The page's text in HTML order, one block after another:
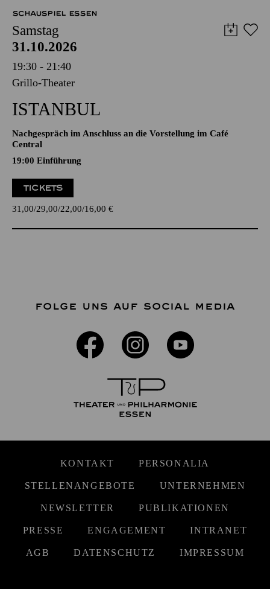
SCHAUSPIEL ESSEN
Samstag
31.10.2026
19:30 - 21:40
Grillo-Theater
ISTANBUL
Nachgespräch im Anschluss an die Vorstellung im Café
Central
19:00 Einführung
TICKETS
31,00 29,00 22,00 16,00 €
FOLGE UNS AUF SOCIAL MEDIA
KONTAKT PERSONALIA
STELLENANGEBOTE UNTERNEHMEN
NEWSLETTER PUBLIKATIONEN
PRESSE ENGAGEMENT INTRANET
AGB DATENSCHUTZ IMPRESSUM